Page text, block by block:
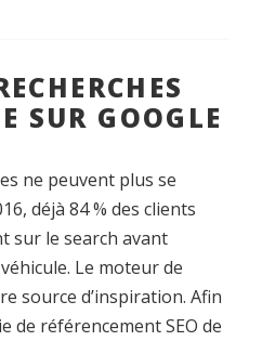
SUR GOOGLE
ne peuvent plus se
déjà 84 % des clients
sur le search avant
Le moteur de
source d’inspiration. Afin
de référencement SEO de